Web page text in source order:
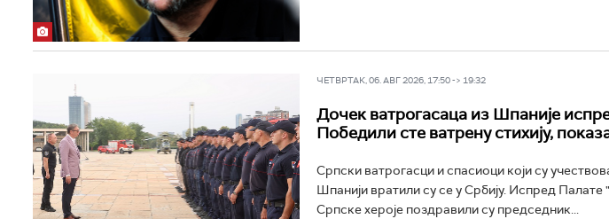
ЧЕТВРТАК, 06. АВГ 2026, 17:50 -> 19:32
Дочек ватрогасаца из Шпаније
Победили сте ватрену стихију,
Српски ватрогасци и спасиоци који су
Шпанији вратили су се у Србију. Испред Палате
Српске хероје поздравили су председник...